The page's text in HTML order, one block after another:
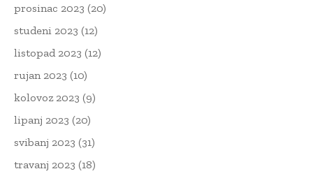
prosinac 2023 (20)
studeni 2023 (12)
listopad 2023 (12)
rujan 2023 (10)
kolovoz 2023 (9)
lipanj 2023 (20)
svibanj 2023 (31)
travanj 2023 (18)